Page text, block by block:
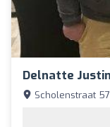
Delnatte
Scholenstraat